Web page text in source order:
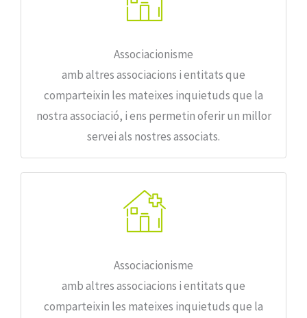
Associacionisme
amb altres associacions i entitats que
comparteixin les mateixes inquietuds que la
nostra associació, i ens permetin oferir un millor
servei als nostres associats.
Associacionisme
amb altres associacions i entitats que
comparteixin les mateixes inquietuds que la